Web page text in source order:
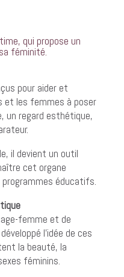
qui propose un
féminité.
pour aider et
et les femmes à poser
un regard esthétique,
il devient un outil
cet organe
éducatifs.
femme et de
l’idée de ces
la beauté, la
féminins.